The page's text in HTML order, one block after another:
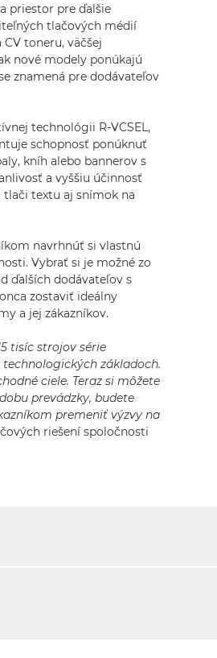
priestor pre ďalšie
tlačových médií
toneru, väčšej
nové modely ponúkajú
znamená pre dodávateľov
technológii R-VCSEL,
schopnosť ponúknuť
kníh alebo bannerov s
a vyššiu účinnosť
tlači textu aj snímok na
navrhnúť si vlastnú
Vybrať si je možné zo
ďalších dodávateľov s
zostaviť ideálny
a jej zákazníkov.
tisíc strojov série
základoch.
ciele. Teraz si môžete
prevádzky, budete
premeniť výzvy na
riešení spoločnosti